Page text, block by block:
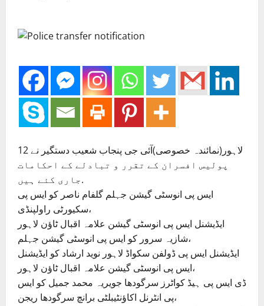
لاہور(نمائندہ خصوصی)آئی جی پنجاب شعیب دستگیر نے 12
پولیس افسران کے تقرر و تبادلے کے احکامات
جاری کئے ہیں.
ایس پی انوسٹی گیشن جہلم گلفام ناصر کو ایس پی
سکیورٹی راولپنڈی،
ایڈیشنل ایس پی انوسٹی گیشن علامہ اقبال ٹاؤن لاہور
شازیہ سرور کو ایس پی انوسٹی گیشن جہلم،
ایڈیشنل ایس پی ڈولفن سکواڈ لاہور نوید ارشاد کو ایڈیشنل
ایس پی انوسٹی گیشن علامہ اقبال ٹاؤن لاہور،
ڈی ایس پی ہیڈ کواٹرز سرگودھا جویریہ محمد جمیل کو ایس
پی انٹرنل اکاؤنٹیبلٹی برانچ سرگودھا ریجن،